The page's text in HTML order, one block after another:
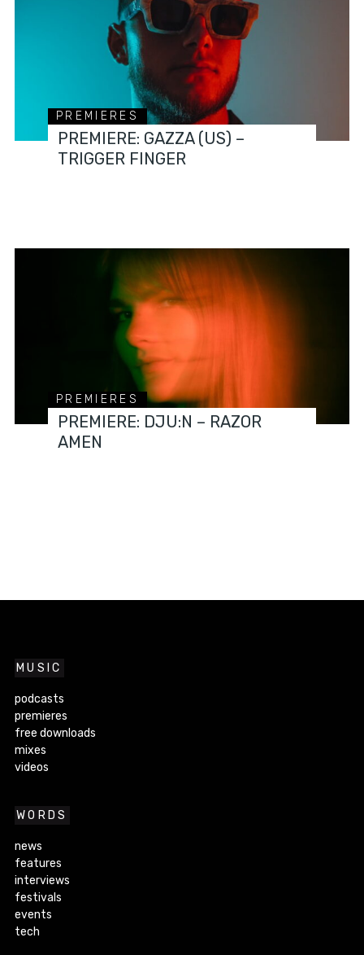
PREMIERES
PREMIERE: GAZZA (US) –
TRIGGER FINGER
PREMIERES
PREMIERE: DJU:N – RAZOR
AMEN
MUSIC
podcasts
premieres
free downloads
mixes
videos
WORDS
news
features
interviews
festivals
events
tech